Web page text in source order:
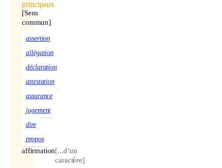
principaux
[Sens
commun]
assertion
allégation
déclaration
attestation
assurance
jugement
dire
propos
affirmation[...d’un
caractère]